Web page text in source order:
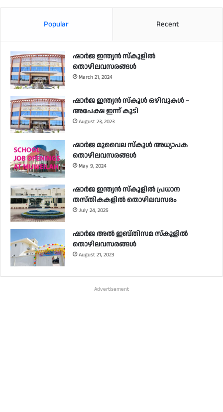
Popular Recent
ഷാർജ ഇന്ത്യൻ സ്കൂളിൽ
തൊഴിലവസരങ്ങൾ
March 21, 2024
ഷാർജ ഇന്ത്യൻ സ്‌കൂൾ ഒഴിവുകൾ –
അപേക്ഷ ഇന്ന് കൂടി
August 23, 2023
ഷാർജ മുവൈല സ്‌കൂൾ അധ്യാപക
തൊഴിലവസരങ്ങൾ
May 9, 2024
ഷാർജ ഇന്ത്യൻ സ്‌കൂളിൽ പ്രധാന
തസ്തികകളിൽ തൊഴിലവസരം
July 24, 2025
ഷാർജ അൽ ഇബ്തിസമ സ്‌കൂളിൽ
തൊഴിലവസരങ്ങൾ
August 21, 2023
Advertisement